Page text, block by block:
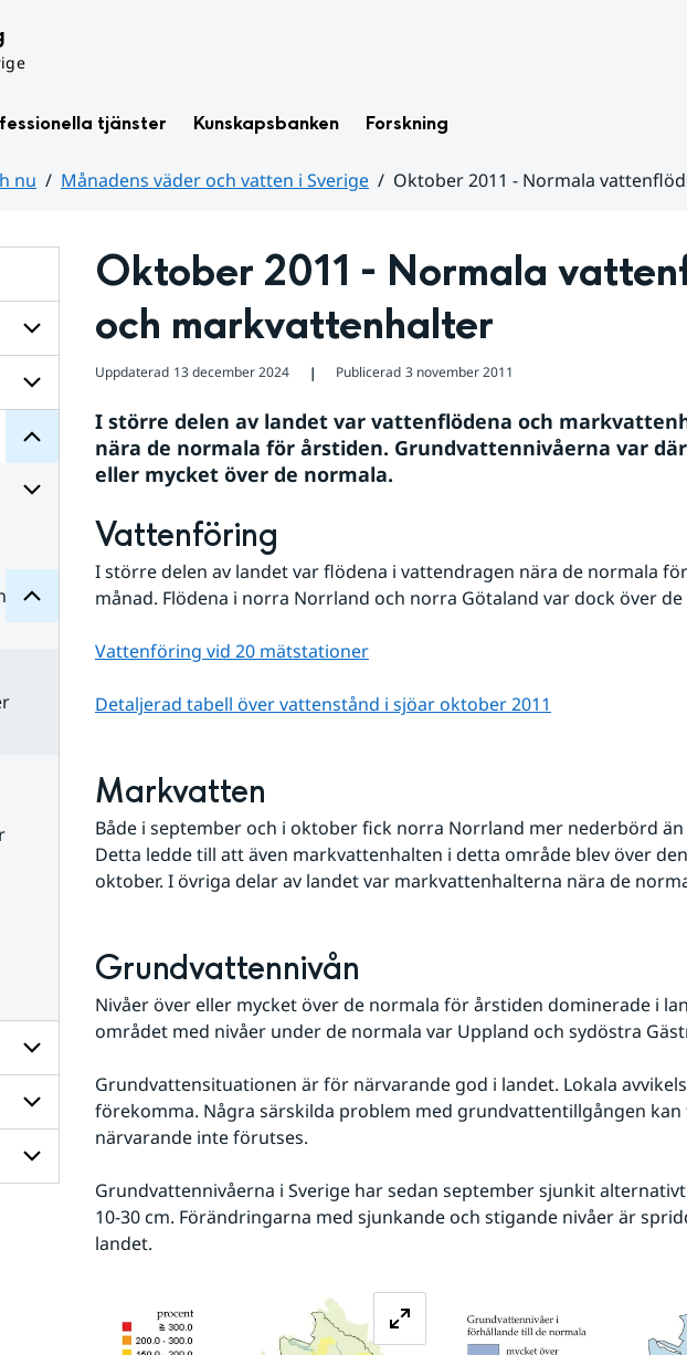
tjänster Kunskapsbanken Forskning
nu Månadens väder och vatten i Sverige
Oktober 2011 - Normala
Undersidor
för
Om
klimat
Undersidor
Klimatläget
för
då
och
Undersidor
Klimatindikatorer
väder
vatten
i
Undersidor
för
Framtidens
klimat
Undersidor
för
Klimatanpassning
Undersidor
Klimatarbetet
Oktober 2011 - Normala
och markvattenhalter
Uppdaterad 13 december 2024 ❘ Publicerad 3 november 2011
I större delen av landet var vattenflödena och
nära de normala för årstiden. Grundvattennivåerna var
eller mycket över de normala.
Vattenföring
I större delen av landet var flödena i vattendragen nära de normala
månad. Flödena i norra Norrland och norra Götaland var dock över
Vattenföring vid 20 mätstationer
Detaljerad tabell över vattenstånd i sjöar oktober 2011
Markvatten
Både i september och i oktober fick norra Norrland mer nederbörd
Detta ledde till att även markvattenhalten i detta område blev över
oktober. I övriga delar av landet var markvattenhalterna nära de
Grundvattennivån
Nivåer över eller mycket över de normala för årstiden dominerade i
området med nivåer under de normala var Uppland och sydöstra
Grundvattensituationen är för närvarande god i landet. Lokala
förekomma. Några särskilda problem med grundvattentillgången
närvarande inte förutses.
Grundvattennivåerna i Sverige har sedan september sjunkit
10-30 cm. Förändringarna med sjunkande och stigande nivåer är
landet.